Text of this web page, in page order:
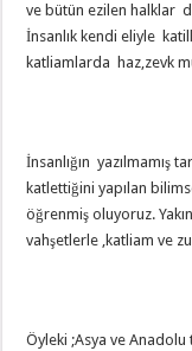
ve bütün ezilen halklar
İnsanlık kendi eliyle
katliamlarda haz,zevk
İnsanlığın yazılmamış
katlettiğini yapılan
öğrenmiş oluyoruz.
vahşetlerle ,katliam ve
Öyleki ;Asya ve Anadolu